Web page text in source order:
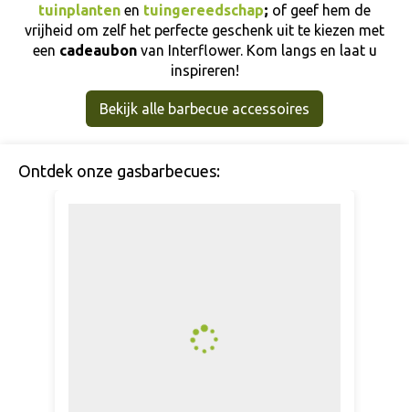
tuinplanten en tuingereedschap; of geef hem de
vrijheid om zelf het perfecte geschenk uit te kiezen met
een cadeaubon van Interflower. Kom langs en laat u
inspireren!
Bekijk alle barbecue accessoires
Ontdek onze gasbarbecues: